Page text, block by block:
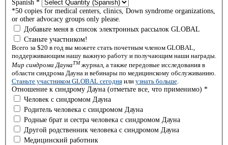
Spanish *
*50 copies for medical centers, clinics, Down syndrome organizations,
or other advocacy groups only please.
Добавьте меня в список электронных рассылок GLOBAL
Станьте участником!
Всего за $20 в год вы можете стать почетным членом GLOBAL,
поддерживающим нашу важную работу и получающим наши награды.
Мир синдрома ДаунаTMжурнал, а также передовые исследования в
области синдрома Дауна и вебинары по медицинскому обслуживанию.
Станьте участником GLOBAL сегодняили узнать больше.
Отношение к синдрому Дауна (отметьте все, что применимо) *
Человек с синдромом Дауна
Родитель человека с синдромом Дауна
Родные брат и сестра человека с синдромом Дауна
Другой родственник человека с синдромом Дауна
Медицинский работник